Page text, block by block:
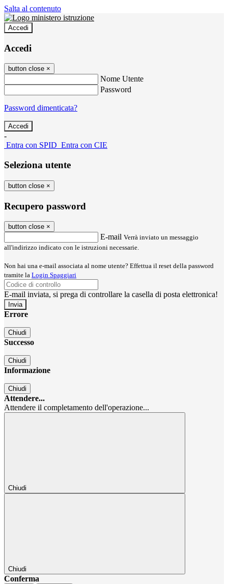
Salta al contenuto
Accedi
Accedi
button close ×
Nome Utente
Password
Password dimenticata?
-
Entra con SPID Entra con CIE
Seleziona utente
button close ×
Recupero password
button close ×
E-mail Verrà inviato un messaggio
all'indirizzo indicato con le istruzioni necessarie.
Non hai una e-mail associata al nome utente? Effettua il reset della password
tramite la Login Spaggiari
E-mail inviata, si prega di controllare la casella di posta elettronica!
Errore
Chiudi
Successo
Chiudi
Informazione
Chiudi
Attendere...
Attendere il completamento dell'operazione...
Chiudi
Chiudi
Conferma